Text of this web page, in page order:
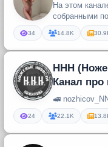
На этом
собранными
и иногда
34 14.8K
ННН
Канал про
🚅
24 22.1K